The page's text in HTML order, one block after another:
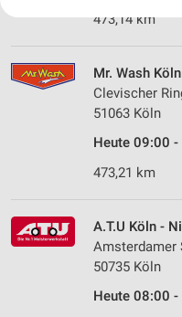
473,14 km
Mr. Wash Köln
Clevischer
51063 Köln
Heute 09:00 -
473,21 km
A.T.U Köln -
Amsterdamer
50735 Köln
Heute 08:00 -
Website/App.
Wir nutzen Ihre Daten für folgende
IAB-Verarbeitungszwecke:
Speichern von oder
auf einem Endgerät
Verwendung reduzierter
Erstellung von Profilen
Werbung
personalisierter Werbung